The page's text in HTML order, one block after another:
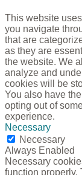
This website
you navigate
that are
as they are
the website. We
analyze and
cookies will be
You also have
opting out of
experience.
Necessary
Necessary
Always Enabled
Necessary
function properly.